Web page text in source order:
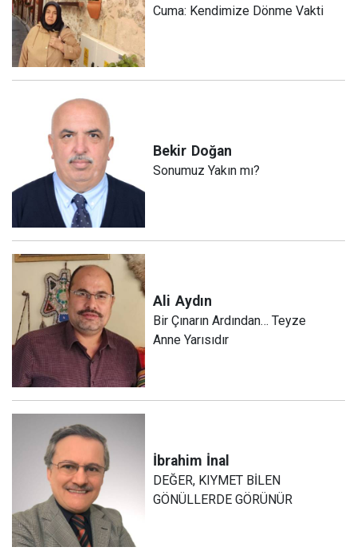
Cuma: Kendimize Dönme Vakti
Bekir Doğan
Sonumuz Yakın mı?
Ali Aydın
Bir Çınarın Ardından… Teyze
Anne Yarısıdır
İbrahim İnal
DEĞER, KIYMET BİLEN
GÖNÜLLERDE GÖRÜNÜR